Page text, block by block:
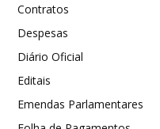
Contratos
Despesas
Diário Oficial
Editais
Emendas Parlamentares